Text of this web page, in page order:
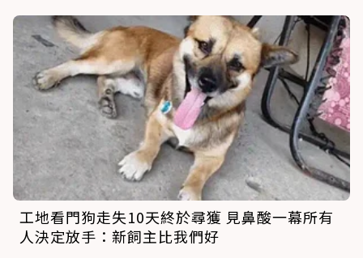
工地看門狗走失10天終於尋獲 見鼻酸一幕所有
人決定放手：新飼主比我們好